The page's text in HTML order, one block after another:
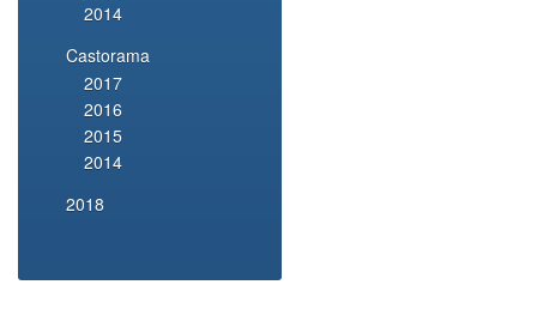
2014
Castorama
2017
2016
2015
2014
2018